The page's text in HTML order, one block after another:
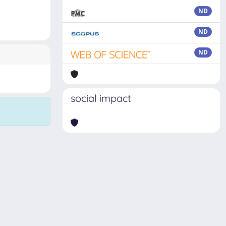
ND
ND
ND
social impact